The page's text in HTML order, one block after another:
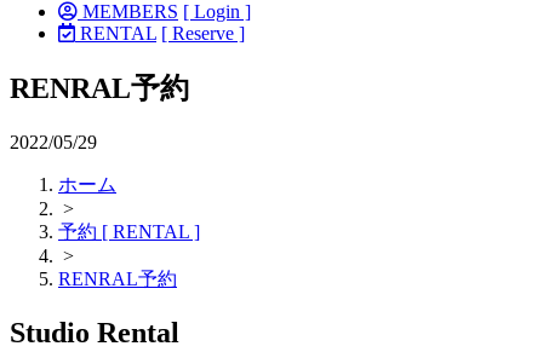
MEMBERS [ Login ]
RENTAL [ Reserve ]
RENRAL予約
2022/05/29
ホーム
>
予約 [ RENTAL ]
>
RENRAL予約
Studio Rental